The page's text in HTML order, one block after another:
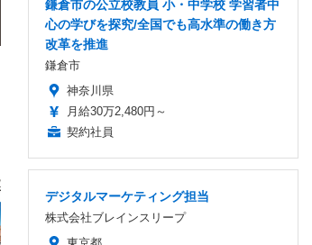
鎌倉市の公立校教員 小・中学校 学習者中
心の学びを探究/全国でも高水準の働き方
改革を推進
鎌倉市
神奈川県
月給30万2,480円～
契約社員
デジタルマーケティング担当
株式会社ブレインスリープ